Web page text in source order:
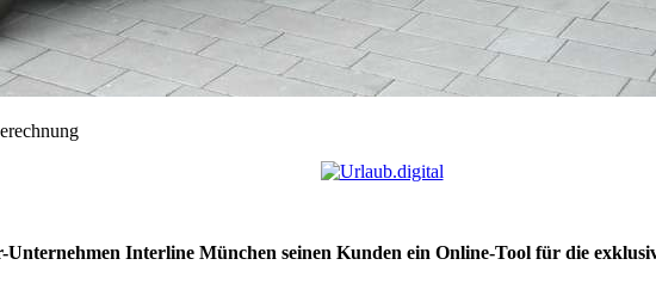
Interline München seinen Kunden ein Online-Tool für die